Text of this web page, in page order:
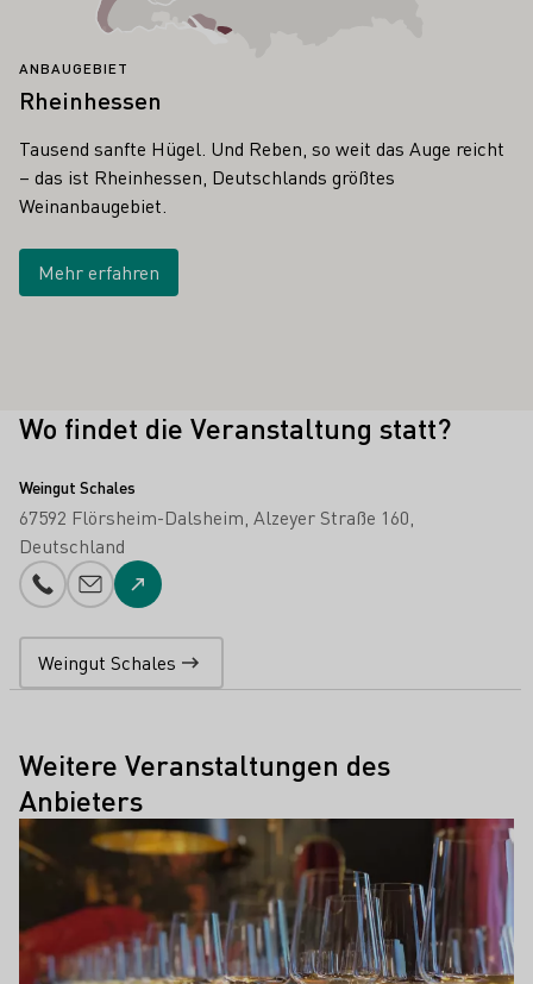
ANBAUGEBIET
Rheinhessen
Tausend sanfte Hügel. Und Reben, so weit das Auge reicht
– das ist Rheinhessen, Deutschlands größtes
Weinanbaugebiet.
Mehr erfahren
Wo findet die Veranstaltung statt?
Weingut Schales
67592 Flörsheim-Dalsheim Alzeyer Straße 160
Deutschland
Telefonnummer
E-Mail-Adresse
Zur Website
Weingut Schales
Weitere Veranstaltungen des
Anbieters
Mehr erfahren